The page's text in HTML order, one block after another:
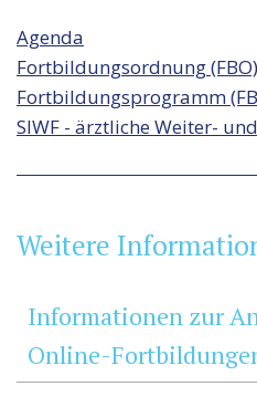
Agenda
Fortbildungsordnung (FBO)
Fortbildungsprogramm
SIWF - ärztliche Weiter-
Weitere
Informationen zur
Online-